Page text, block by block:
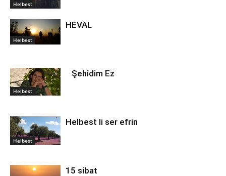
Helbest
Helbest
HEVAL
Helbest
Şehîdim Ez
Helbest
Helbest li ser efrin
15 sibat